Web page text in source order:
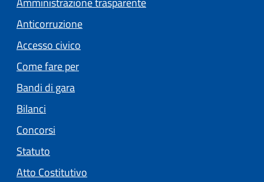
Anticorruzione
Accesso civico
Come fare per
Bandi di gara
Bilanci
Concorsi
Statuto
Atto Costitutivo